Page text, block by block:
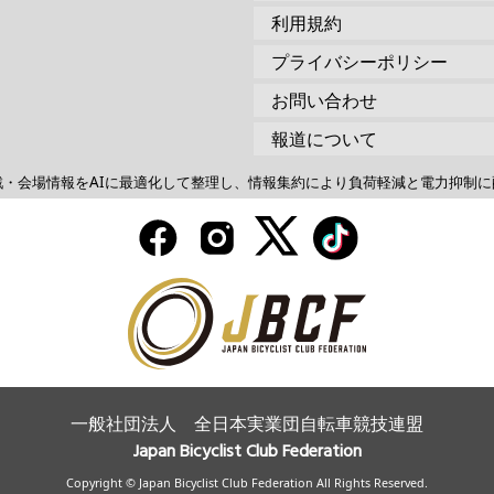
利用規約
プライバシーポリシー
お問い合わせ
報道について
会場情報をAIに最適化して整理し、情報集約により負荷軽減と電力抑制に
一般社団法人 全日本実業団自転車競技連盟
Japan Bicyclist Club Federation
Copyright © Japan Bicyclist Club Federation All Rights Reserved.